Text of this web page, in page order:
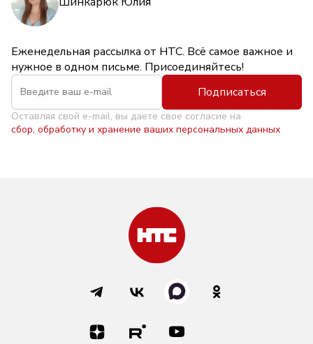
Еженедельная рассылка от НТС. Всё самое важное и
нужное в одном письме. Присоединяйтесь!
Подписаться
Оставляя свой e-mail, вы даете свое согласие на
сбор, обработку и хранение ваших персональных данных